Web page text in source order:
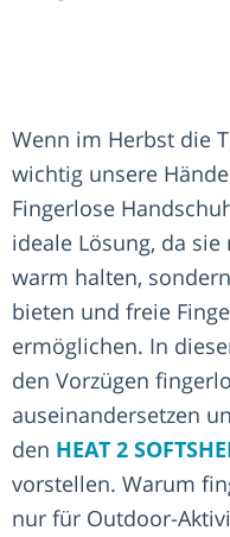
Wenn im Herbst die
wichtig unsere
Fingerlose
ideale Lösung, da
warm halten,
bieten und freie
ermöglichen. In
den Vorzügen
auseinandersetzen
den HEAT 2
vorstellen. Warum
nur für Outdoor-